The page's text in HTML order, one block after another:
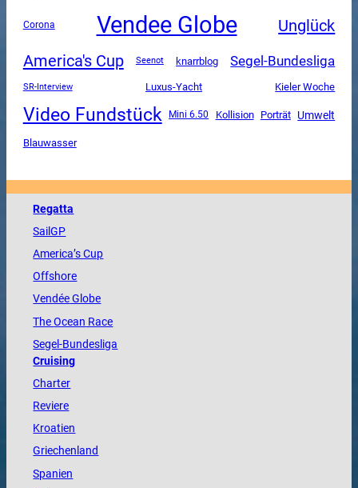
Corona Vendee Globe
Unglück
America's Cup
Seenot knarrblog Segel-Bundesliga
SR-Interview Luxus-Yacht Kieler Woche
Video Fundstück Mini 6.50 Kollision Porträt Umwelt
Blauwasser
Regatta
SailGP
America’s Cup
Offshore
VendéeGlobe
TheOcean Race
Segel-Bundesliga
Cruising
Charter
Reviere
Kroatien
Griechenland
Spanien